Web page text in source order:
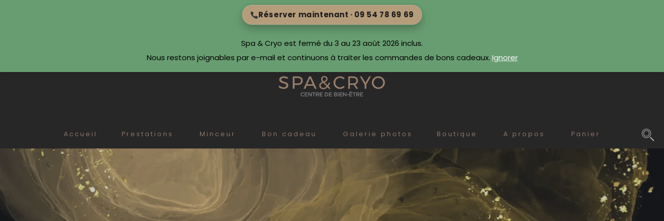
Réserver maintenant · 09 54 78 69 69
Accueil Prestations Minceur Bon cadeau Galerie photos Boutique A propos Panier
Spa & Cryo est fermé du 3 au 23 août 2026 inclus.
Nous restons joignables par e-mail et continuons à traiter les commandes de bons cadeaux. Ignorer